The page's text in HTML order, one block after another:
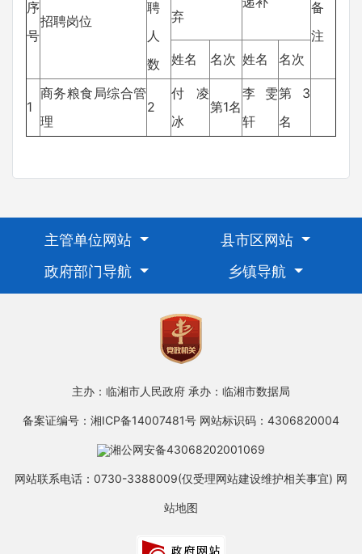
序
号
招聘岗位
聘
人
数
弃
备
注
姓名
名次 姓名 名次
1
商务粮食局综合管
理
2
付凌
冰
第1名
李雯
轩
第3
名
主管单位网站
县市区网站
政府部门导航
乡镇导航
主办：临湘市人民政府 承办：临湘市数据局
备案证编号：湘ICP备14007481号 网站标识码：4306820004
湘公网安备43068202001069
网站联系电话：0730-3388009(仅受理网站建设维护相关事宜) 网
站地图